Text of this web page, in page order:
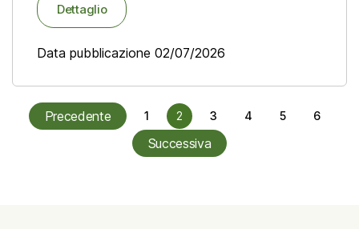
Dettaglio
Data pubblicazione 02/07/2026
Precedente 1 2 3 4 5 6
Successiva